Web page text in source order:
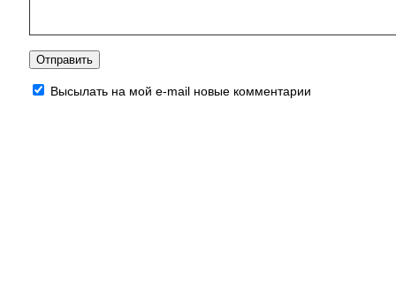
Высылать на мой e-mail новые комментарии